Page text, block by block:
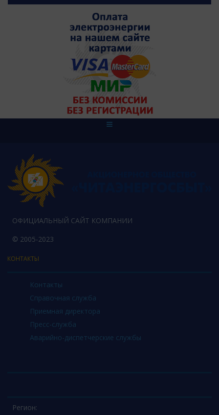
ОФИЦИАЛЬНЫЙ САЙТ КОМПАНИИ
© 2005-2023
КОНТАКТЫ
Контакты
Справочная служба
Приемная директора
Пресс-служба
Аварийно-диспетчерские службы
Регион: